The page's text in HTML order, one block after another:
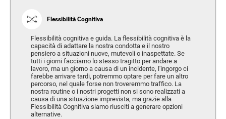
Flessibilità Cognitiva
Flessibilità cognitiva e guida. La flessibilità cognitiva è la
capacità di adattare la nostra condotta e il nostro
pensiero a situazioni nuove, mutevoli o inaspettate. Se
tutti i giorni facciamo lo stesso tragitto per andare a
lavoro, ma un giorno a causa di un incidente, l'ingorgo ci
farebbe arrivare tardi, potremmo optare per fare un altro
percorso, nel quale forse non troveremmo traffico. La
nostra routine o i nostri progetti non si sono realizzati a
causa di una situazione imprevista, ma grazie alla
Flessibilità Cognitiva siamo riusciti a generare opzioni
alternative.